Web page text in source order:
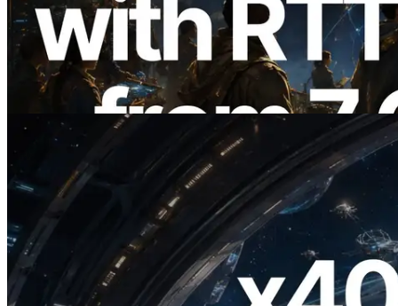
với phép đo ping từ 7 khu vực toàn cầu —
Validators Information API cũng chính
thức ra mắt
Đọc bài viết này